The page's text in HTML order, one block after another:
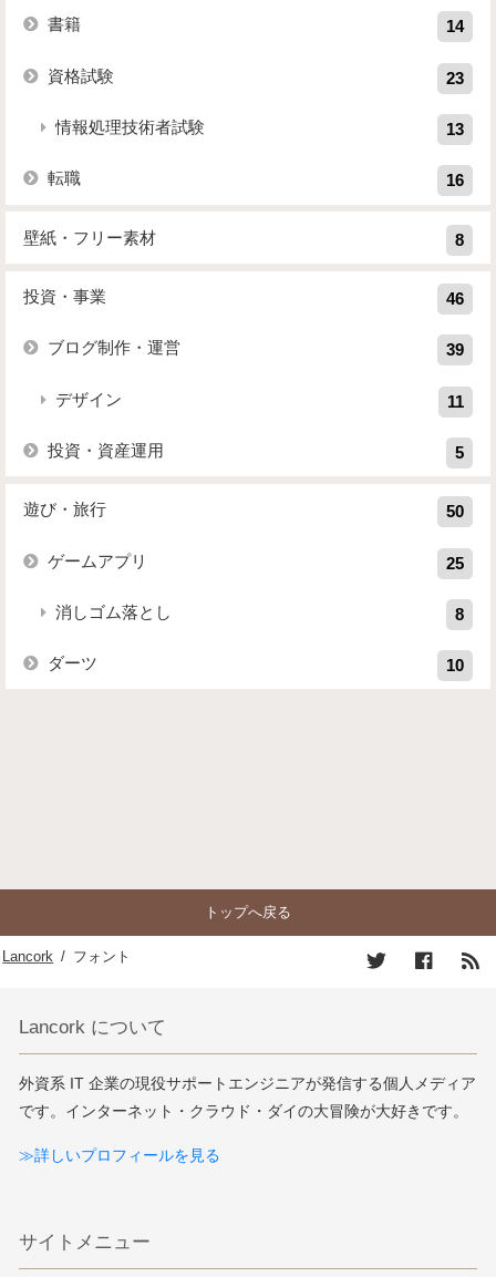
書籍 14
資格試験 23
情報処理技術者試験 13
転職 16
壁紙・フリー素材 8
投資・事業 46
ブログ制作・運営 39
デザイン 11
投資・資産運用 5
遊び・旅行 50
ゲームアプリ 25
消しゴム落とし 8
ダーツ 10
トップへ戻る
Lancork / フォント
Lancork について
外資系 IT 企業の現役サポートエンジニアが発信する個人メディア
です。インターネット・クラウド・ダイの大冒険が大好きです。
≫詳しいプロフィールを見る
サイトメニュー